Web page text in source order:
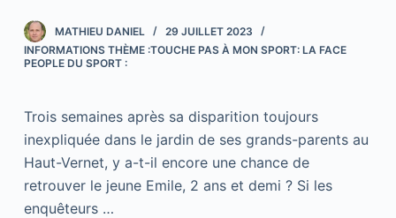
u
MATHIEU DANIEL
29 JUILLET 2023
INFORMATIONS THÈME :TOUCHE PAS À MON SPORT: LA FACE
PEOPLE DU SPORT :
Trois semaines après sa disparition toujours
inexpliquée dans le jardin de ses grands-parents au
Haut-Vernet, y a-t-il encore une chance de
retrouver le jeune Emile, 2 ans et demi ? Si les
enquêteurs …